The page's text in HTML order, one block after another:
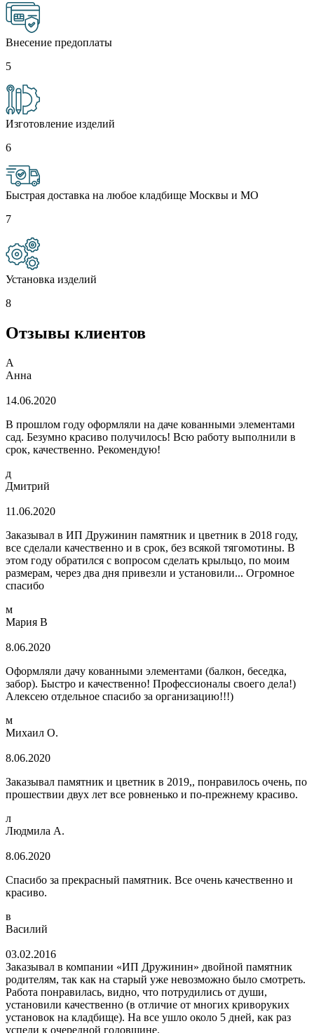
Внесение предоплаты
5
Изготовление изделий
6
Быстрая доставка на любое кладбище Москвы и МО
7
Установка изделий
8
Отзывы клиентов
А
Анна
14.06.2020
В прошлом году оформляли на даче кованными элементами
сад. Безумно красиво получилось! Всю работу выполнили в
срок, качественно. Рекомендую!
д
Дмитрий
11.06.2020
Заказывал в ИП Дружинин памятник и цветник в 2018 году,
все сделали качественно и в срок, без всякой тягомотины. В
этом году обратился с вопросом сделать крыльцо, по моим
размерам, через два дня привезли и установили... Огромное
спасибо
м
Мария В
8.06.2020
Оформляли дачу кованными элементами (балкон, беседка,
забор). Быстро и качественно! Профессионалы своего дела!)
Алексею отдельное спасибо за организацию!!!)
м
Михаил О.
8.06.2020
Заказывал памятник и цветник в 2019,, понравилось очень, по
прошествии двух лет все ровненько и по-прежнему красиво.
л
Людмила А.
8.06.2020
Спасибо за прекрасный памятник. Все очень качественно и
красиво.
в
Василий
03.02.2016
Заказывал в компании «ИП Дружинин» двойной памятник
родителям, так как на старый уже невозможно было смотреть.
Работа понравилась, видно, что потрудились от души,
установили качественно (в отличие от многих криворуких
установок на кладбище). На все ушло около 5 дней, как раз
успели к очередной годовщине.